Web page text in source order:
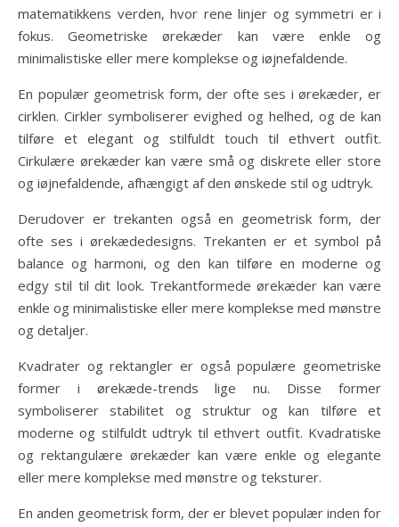
matematikkens verden, hvor rene linjer og symmetri er i
fokus. Geometriske ørekæder kan være enkle og
minimalistiske eller mere komplekse og iøjnefaldende.
En populær geometrisk form, der ofte ses i ørekæder, er
cirklen. Cirkler symboliserer evighed og helhed, og de kan
tilføre et elegant og stilfuldt touch til ethvert outfit.
Cirkulære ørekæder kan være små og diskrete eller store
og iøjnefaldende, afhængigt af den ønskede stil og udtryk.
Derudover er trekanten også en geometrisk form, der
ofte ses i ørekædedesigns. Trekanten er et symbol på
balance og harmoni, og den kan tilføre en moderne og
edgy stil til dit look. Trekantformede ørekæder kan være
enkle og minimalistiske eller mere komplekse med mønstre
og detaljer.
Kvadrater og rektangler er også populære geometriske
former i ørekæde-trends lige nu. Disse former
symboliserer stabilitet og struktur og kan tilføre et
moderne og stilfuldt udtryk til ethvert outfit. Kvadratiske
og rektangulære ørekæder kan være enkle og elegante
eller mere komplekse med mønstre og teksturer.
En anden geometrisk form, der er blevet populær inden for